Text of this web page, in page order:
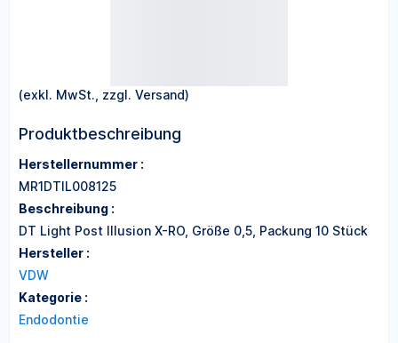
(exkl. MwSt., zzgl. Versand)
Produktbeschreibung
Herstellernummer :
MR1DTIL008125
Beschreibung :
DT Light Post Illusion X-RO, Größe 0,5, Packung 10 Stück
Hersteller :
VDW
Kategorie :
Endodontie